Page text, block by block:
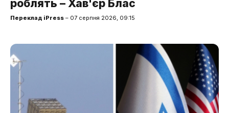
роблять – Хав'єр Блас
Переклад iPress – 07 серпня 2026, 09:15